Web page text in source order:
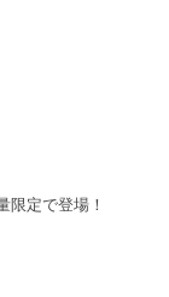
限定で登場！